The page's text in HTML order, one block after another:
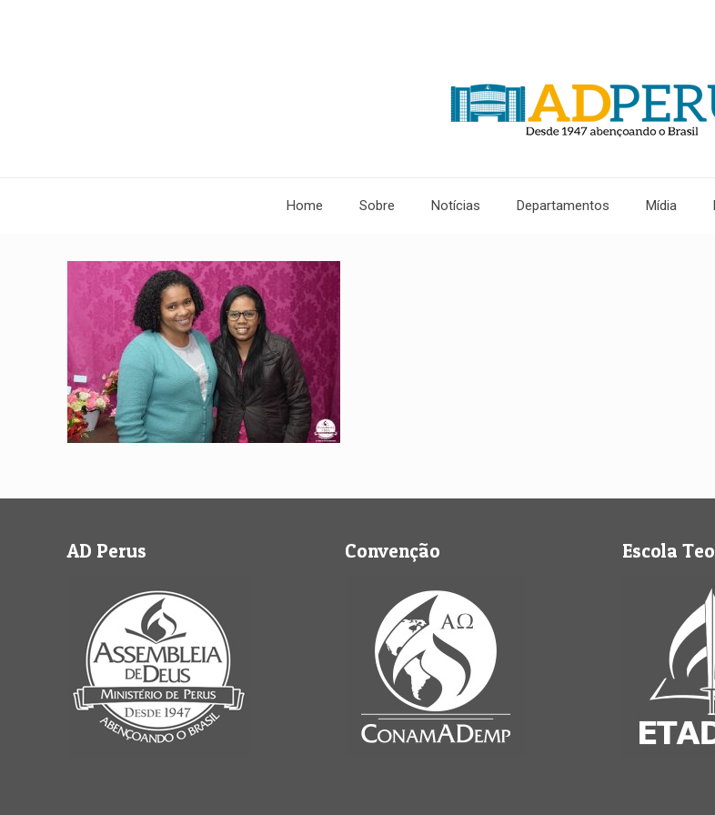
Home Sobre Notícias Departamentos Mídia
AD Perus Convenção Escola